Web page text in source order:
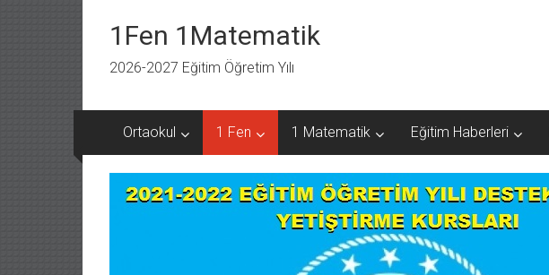
1Fen 1Matematik
2026-2027 Eğitim Öğretim Yılı
Ortaokul 1 Fen 1 Matematik Eğitim Haberleri